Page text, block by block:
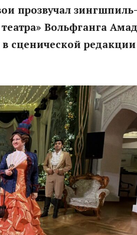
прозвучал зингшпиль-
Вольфганга
сценической редакции